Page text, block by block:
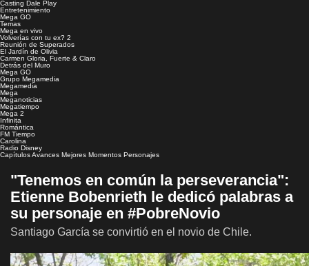
Casting Dale Play
Entretenimiento
Mega GO
Temas
Mega en vivo
Volverías con tu ex? 2
Reunión de Superados
El Jardín de Olivia
Carmen Gloria, Fuerte & Claro
Detrás del Muro
Mega GO
Grupo Megamedia
Megamedia
Mega
Meganoticias
Megatiempo
Mega 2
Infinita
Romántica
FM Tiempo
Carolina
Radio Disney
CapítulosAvances Mejores Momentos Personajes
"Tenemos en común la perseverancia":
Etienne Bobenrieth le dedicó palabras a
su personaje en #PobreNovio
Santiago García se convirtió en el novio de Chile.